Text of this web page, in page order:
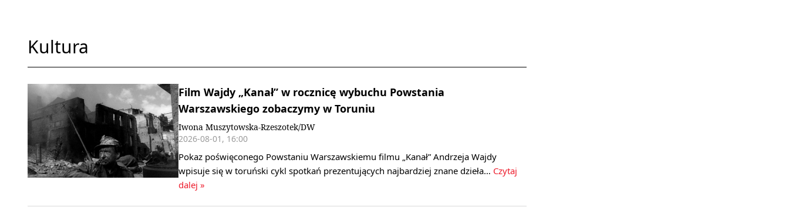
Kultura
Film Wajdy „Kanał” w rocznicę wybuchu Powstania
Warszawskiego zobaczymy w Toruniu
Iwona Muszytowska-Rzeszotek/DW
2026-08-01, 16:00
Pokaz poświęconego Powstaniu Warszawskiemu filmu „Kanał” Andrzeja Wajdy
wpisuje się w toruński cykl spotkań prezentujących najbardziej znane dzieła… Czytaj
dalej »